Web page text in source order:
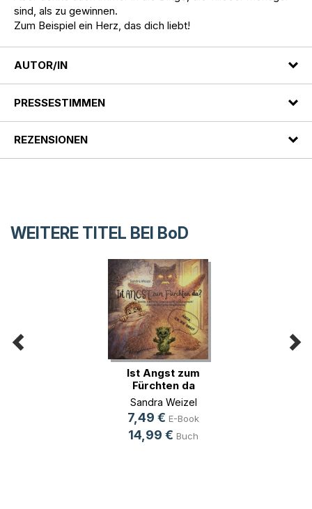
sind, als zu gewinnen.
Zum Beispiel ein Herz, das dich liebt!
AUTOR/IN
PRESSESTIMMEN
REZENSIONEN
WEITERE TITEL BEI BoD
Ist Angst zum
Fürchten da
Sandra Weizel
7,49 € E-Book
14,99 € Buch